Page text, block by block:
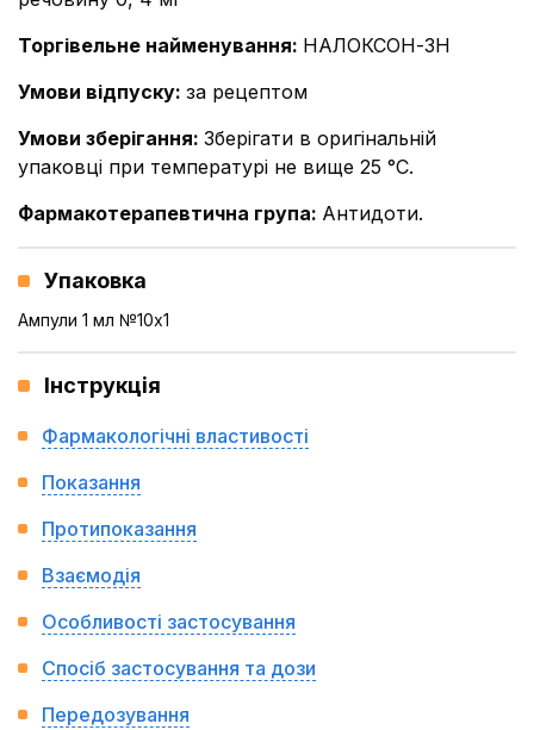
Торгівельне найменування: НАЛОКСОН-ЗН
Умови відпуску: за рецептом
Умови зберігання: Зберігати в оригінальній
упаковці при температурі не вище 25 °С.
Фармакотерапевтична група: Антидоти.
Упаковка
Ампули 1 мл №10x1
Інструкція
Фармакологічні властивості
Показання
Протипоказання
Взаємодія
Особливості застосування
Спосіб застосування та дози
Передозування